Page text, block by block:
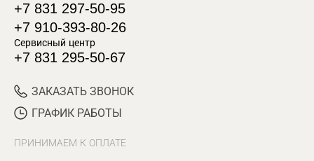
+7 831 297-50-95
+7 910-393-80-26
Сервисный центр
+7 831 295-50-67
ЗАКАЗАТЬ ЗВОНОК
ГРАФИК РАБОТЫ
ПРИНИМАЕМ К ОПЛАТЕ